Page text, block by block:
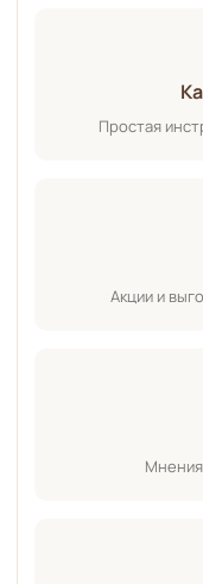
Простая
Акции и
Мнения